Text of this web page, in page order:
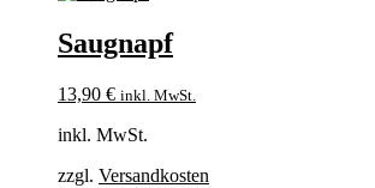
Saugnapf
13,90 € inkl. MwSt.
inkl. MwSt.
zzgl. Versandkosten